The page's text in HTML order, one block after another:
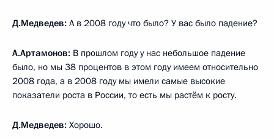
Д.Медведев: А в 2008 году что было? У вас было падение?
А.Артамонов: В прошлом году у нас небольшое падение
было, но мы 38 процентов в этом году имеем относительно
2008 года, а в 2008 году мы имели самые высокие
показатели роста в России, то есть мы растём к росту.
Д.Медведев: Хорошо.